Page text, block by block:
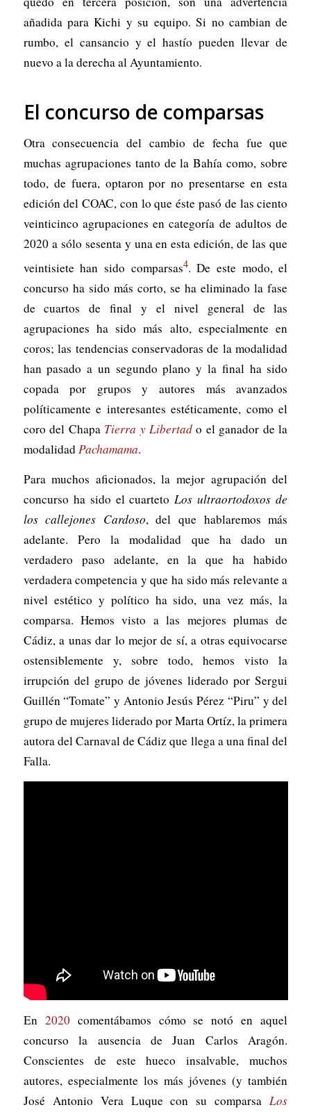
añadida para Kichi y su equipo. Si no cambian de
rumbo, el cansancio y el hastío pueden llevar de
nuevo a la derecha al Ayuntamiento.
El concurso de comparsas
Otra consecuencia del cambio de fecha fue que
muchas agrupaciones tanto de la Bahía como, sobre
todo, de fuera, optaron por no presentarse en esta
edición del COAC, con lo que éste pasó de las ciento
veinticinco agrupaciones en categoría de adultos de
2020 a sólo sesenta y una en esta edición, de las que
veintisiete han sido comparsas4. De este modo, el
concurso ha sido más corto, se ha eliminado la fase
de cuartos de final y el nivel general de las
agrupaciones ha sido más alto, especialmente en
coros; las tendencias conservadoras de la modalidad
han pasado a un segundo plano y la final ha sido
copada por grupos y autores más avanzados
políticamente e interesantes estéticamente, como el
coro del Chapa Tierra y Libertad o el ganador de la
modalidad Pachamama.
Para muchos aficionados, la mejor agrupación del
concurso ha sido el cuartetoLos ultraortodoxos de
los callejones Cardoso, del que hablaremos más
adelante. Pero la modalidad que ha dado un
verdadero paso adelante, en la que ha habido
verdadera competencia y que ha sido más relevante a
nivel estético y político ha sido, una vez más, la
comparsa. Hemos visto a las mejores plumas de
Cádiz, a unas dar lo mejor de sí, a otras equivocarse
ostensiblemente y, sobre todo, hemos visto la
irrupción del grupo de jóvenes liderado por Sergui
Guillén “Tomate” y Antonio Jesús Pérez “Piru” y del
grupo de mujeres liderado por Marta Ortíz, la primera
autora del Carnaval de Cádiz que llega a una final del
Falla.
En 2020comentábamos cómo se notó en aquel
concurso la ausencia de Juan Carlos Aragón.
Conscientes de este hueco insalvable, muchos
autores, especialmente los más jóvenes (y también
José Antonio Vera Luque con su comparsaLos